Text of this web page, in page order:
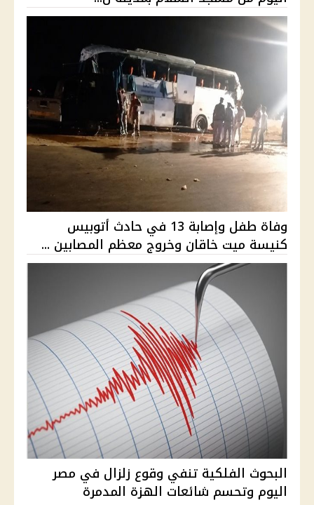
وفاة طفل وإصابة 13 في حادث أتوبيس
كنيسة ميت خاقان وخروج معظم المصابين ...
البحوث الفلكية تنفي وقوع زلزال في مصر
اليوم وتحسم شائعات الهزة المدمرة